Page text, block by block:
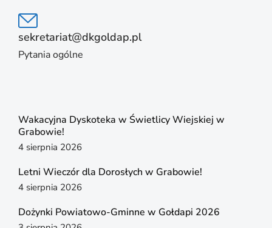
sekretariat@dkgoldap.pl
Pytania ogólne
Wakacyjna Dyskoteka w Świetlicy Wiejskiej w
Grabowie!
4 sierpnia 2026
Letni Wieczór dla Dorosłych w Grabowie!
4 sierpnia 2026
Dożynki Powiatowo-Gminne w Gołdapi 2026